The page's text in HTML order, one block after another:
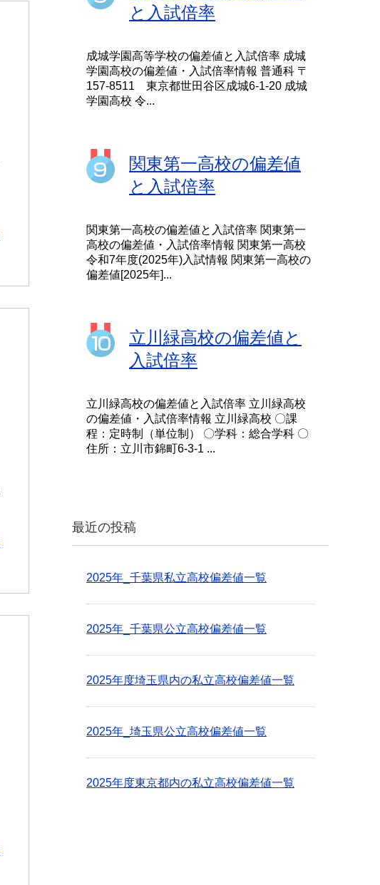
と入試倍率
成城学園高等学校の偏差値と入試倍率 成城
学園高校の偏差値・入試倍率情報 普通科 〒
157-8511 東京都世田谷区成城6-1-20 成城
学園高校 令...
関東第一高校の偏差値
と入試倍率
関東第一高校の偏差値と入試倍率 関東第一
高校の偏差値・入試倍率情報 関東第一高校
令和7年度(2025年)入試情報 関東第一高校の
偏差値[2025年]...
立川緑高校の偏差値と
入試倍率
立川緑高校の偏差値と入試倍率 立川緑高校
の偏差値・入試倍率情報 立川緑高校 〇課
程：定時制（単位制） 〇学科：総合学科 〇
住所：立川市錦町6-3-1 ...
最近の投稿
2025年_千葉県私立高校偏差値一覧
2025年_千葉県公立高校偏差値一覧
2025年度埼玉県内の私立高校偏差値一覧
2025年_埼玉県公立高校偏差値一覧
2025年度東京都内の私立高校偏差値一覧